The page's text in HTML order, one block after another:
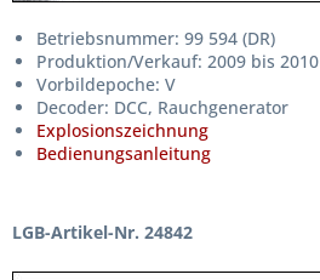
Betriebsnummer: 99 594 (DR)
Produktion/Verkauf: 2009 bis 2010
Vorbildepoche: V
Decoder: DCC, Rauchgenerator
Explosionszeichnung
Bedienungsanleitung
LGB-Artikel-Nr. 24842